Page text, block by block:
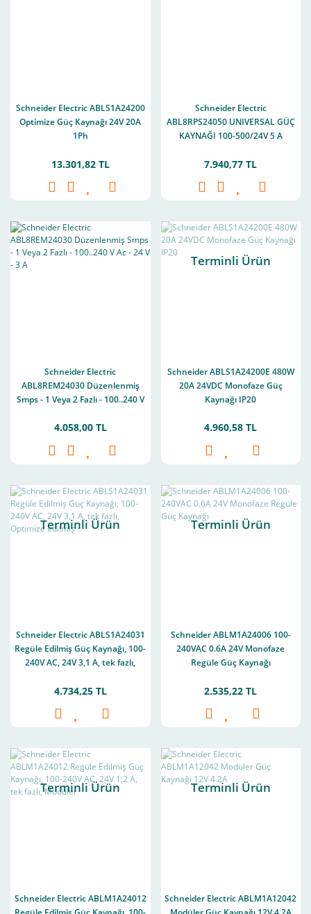
Schneider Electric ABLS1A24200
Optimize Güç Kaynağı 24V 20A
1Ph
13.301,82 TL
Schneider Electric
ABL8RPS24050 UNIVERSAL GÜÇ
KAYNAĞI 100-500/24V 5 A
7.940,77 TL
Schneider Electric
ABL8REM24030 Düzenlenmiş
Smps - 1 Veya 2 Fazlı - 100..240 V
4.058,00 TL
Terminli Ürün
Schneider ABLS1A24200E 480W
20A 24VDC Monofaze Güç
Kaynağı IP20
4.960,58 TL
Terminli Ürün
Schneider Electric ABLS1A24031
Regüle Edilmiş Güç Kaynağı, 100-
240V AC, 24V 3,1 A, tek fazlı,
4.734,25 TL
Terminli Ürün
Schneider ABLM1A24006 100-
240VAC 0.6A 24V Monofaze
Regüle Güç Kaynağı
2.535,22 TL
Terminli Ürün
Schneider Electric ABLM1A24012
Terminli Ürün
Schneider Electric ABLM1A12042